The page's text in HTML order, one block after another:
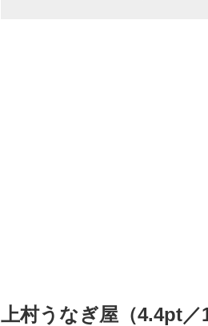
上村うなぎ屋（4.4pt／